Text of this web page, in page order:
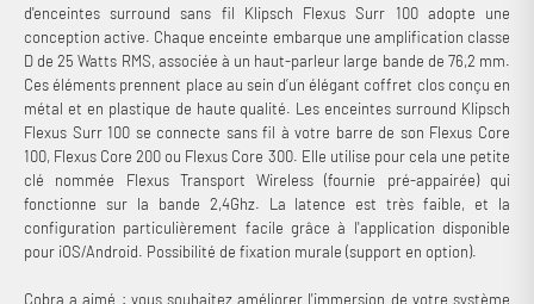
d'enceintes surround sans fil Klipsch Flexus Surr 100 adopte une
conception active. Chaque enceinte embarque une amplification classe
D de 25 Watts RMS, associée à un haut-parleur large bande de 76,2 mm.
Ces éléments prennent place au sein d’un élégant coffret clos conçu en
métal et en plastique de haute qualité. Les enceintes surround Klipsch
Flexus Surr 100 se connecte sans fil à votre barre de son Flexus Core
100, Flexus Core 200 ou Flexus Core 300. Elle utilise pour cela une petite
clé nommée Flexus Transport Wireless (fournie pré-appairée) qui
fonctionne sur la bande 2,4Ghz. La latence est très faible, et la
configuration particulièrement facile grâce à l'application disponible
pour iOS/Android. Possibilité de fixation murale (support en option).
Cobra a aimé : vous souhaitez améliorer l'immersion de votre système